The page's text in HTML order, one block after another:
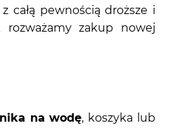
pewnością droższe i
rozważamy zakup nowej
na wodę, koszyka lub